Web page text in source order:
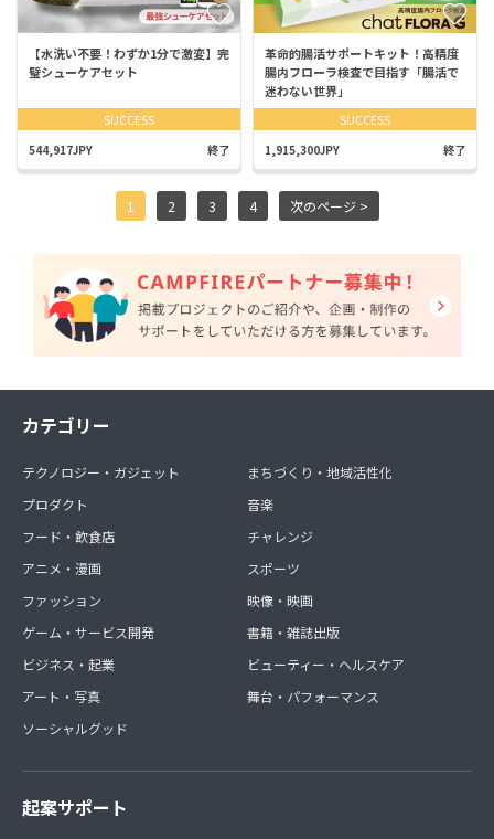
【水洗い不要！わずか1分で激変】完
璧シューケアセット
SUCCESS
544,917JPY 終了
革命的腸活サポートキット！高精度
腸内フローラ検査で目指す「腸活で
迷わない世界」
SUCCESS
1,915,300JPY 終了
1 2 3 4 次のページ >
カテゴリー
テクノロジー・ガジェット
プロダクト
フード・飲食店
アニメ・漫画
ファッション
ゲーム・サービス開発
ビジネス・起業
アート・写真
ソーシャルグッド
まちづくり・地域活性化
音楽
チャレンジ
スポーツ
映像・映画
書籍・雑誌出版
ビューティー・ヘルスケア
舞台・パフォーマンス
起案サポート